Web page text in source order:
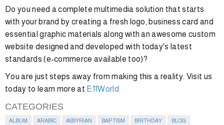
Do you need a complete multimedia solution that starts
with your brand by creating a fresh logo, business card and
essential graphic materials along with an awesome custom
website designed and developed with today's latest
standards (e-commerce available too)?
You are just steps away from making this a reality. Visit us
today to learn more at E11World
CATEGORIES
ALBUM ARABIC ASSYRIAN BAPTISM BIRTHDAY BLOG